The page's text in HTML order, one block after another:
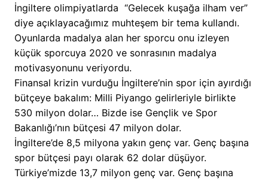
İngiltere olimpiyatlarda “Gelecek kuşağa ilham ver”
diye açıklayacağımız muhteşem bir tema kullandı.
Oyunlarda madalya alan her sporcu onu izleyen
küçük sporcuya 2020 ve sonrasının madalya
motivasyonunu veriyordu.
Finansal krizin vurduğu İngiltere’nin spor için ayırdığı
bütçeye bakalım: Milli Piyango gelirleriyle birlikte
530 milyon dolar… Bizde ise Gençlik ve Spor
Bakanlığı’nın bütçesi 47 milyon dolar.
İngiltere’de 8,5 milyona yakın genç var. Genç başına
spor bütçesi payı olarak 62 dolar düşüyor.
Türkiye’mizde 13,7 milyon genç var. Genç başına